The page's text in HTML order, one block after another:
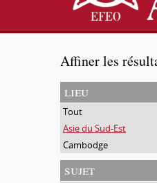
Affiner les
lieu
Tout
Asie du Sud-Est
Cambodge
sujet